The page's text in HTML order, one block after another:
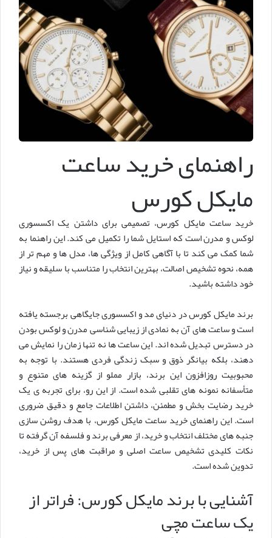
راهنمای خرید ساعت
مایکل کورس
خرید ساعت مایکل کورس، تصمیمی برای داشتن یک اکسسوری
لوکس و مدرن است که استایل شما را تکمیل می کند. این راهنما به
شما کمک می کند تا با آگاهی کامل از ویژگی ها، مدل ها و مهم تر از
همه، نحوه تشخیص اصالت، بهترین انتخاب را متناسب با سلیقه و نیاز
خود داشته باشید.
برند مایکل کورس در دنیای مد و اکسسوری جایگاهی برجسته یافته
است و ساعت های آن به نمادی از زیبایی شناسی مدرن و لوکس بودن
در دسترس تبدیل شده اند. این ساعت ها نه تنها زمان را نمایش می
دهند، بلکه بیانگر ذوق و سبک زندگی فردی هستند. با توجه به
محبوبیت روزافزون این برند، بازار مملو از گزینه های متنوع و
متأسفانه نمونه های تقلبی شده است. از این رو، برای تجربه ی یک
خرید رضایت بخش و مطمئن، داشتن اطلاعات جامع و دقیق ضروری
است. این راهنمای خرید ساعت مایکل کورس، با هدف روشن سازی
جنبه های مختلف انتخاب و خرید، از معرفی برند و فلسفه آن گرفته تا
نکات کلیدی تشخیص ساعت اصلی و مراقبت های پس از خرید،
تدوین شده است.
آشنایی با برند مایکل کورس: فراتر از
یک ساعت مچی